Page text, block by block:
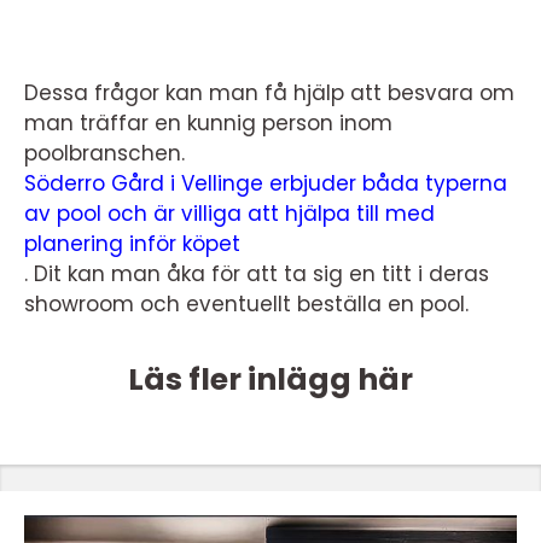
Dessa frågor kan man få hjälp att besvara om
man träffar en kunnig person inom
poolbranschen.
Söderro Gård i Vellinge erbjuder båda typerna
av pool och är villiga att hjälpa till med
planering inför köpet
. Dit kan man åka för att ta sig en titt i deras
showroom och eventuellt beställa en pool.
Läs fler inlägg här